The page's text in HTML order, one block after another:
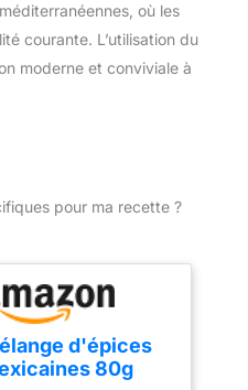
où les
courante. L’utilisation du
moderne et conviviale à
pour ma recette ?
d'épices
80g